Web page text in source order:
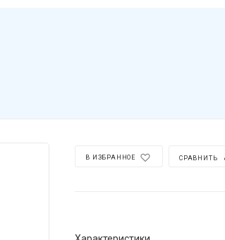
В ИЗБРАННОЕ СРАВНИТЬ